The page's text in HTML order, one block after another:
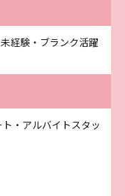
経験・ブランク活躍
・アルバイトスタッ